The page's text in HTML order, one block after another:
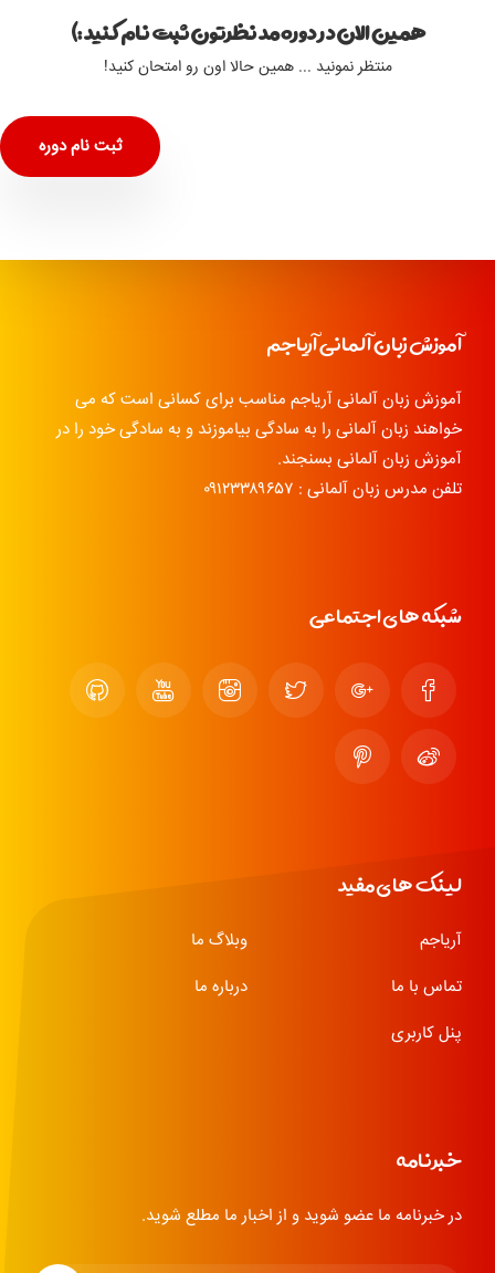
همین الان در دوره مد نظرتون ثبت نام کنید :)
منتظر نمونید ... همین حالا اون رو امتحان کنید!
ثبت نام دوره
آموزش زبان آلمانی آریاجم
آموزش زبان آلمانی آریاجم مناسب برای کسانی است که می
خواهند زبان آلمانی را به سادگی بیاموزند و به سادگی خود را در
آموزش زبان آلمانی بسنجند.
تلفن مدرس زبان آلمانی : ۰۹۱۲۳۳۸۹۶۵۷
شبکه های اجتماعی
لینک های مفید
آریاجم
وبلاگ ما
تماس با ما
درباره ما
پنل کاربری
خبرنامه
در خبرنامه ما عضو شوید و از اخبار ما مطلع شوید.